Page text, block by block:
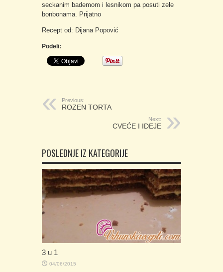
seckanim bademom i lesnikom pa posuti zele
bonbonama. Prijatno
Recept od: Dijana Popović
Podeli:
Previous:
ROZEN TORTA
Next:
CVEĆE I IDEJE
POSLEDNJE IZ KATEGORIJE
3 u 1
04/06/2015